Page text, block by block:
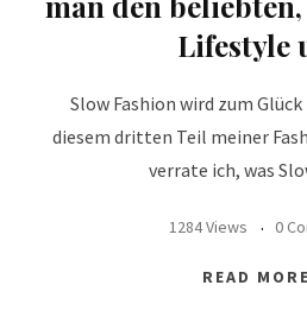
Lifestyle
Slow Fashion wird zum
diesem dritten Teil meiner
verrate ich, was
1284 Views 0
READ MORE